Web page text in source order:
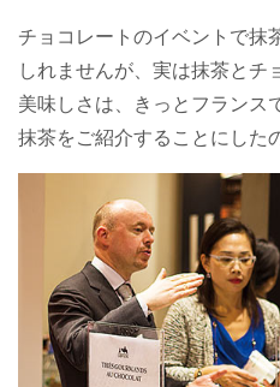
チョコレートのイベントで抹
しれませんが、実は抹茶とチ
美味しさは、きっとフランス
抹茶をご紹介することにした